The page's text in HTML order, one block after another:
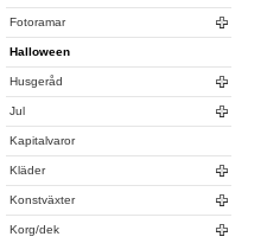
Fotoramar
Halloween
Husgeråd
Jul
Kapitalvaror
Kläder
Konstväxter
Korg/dek